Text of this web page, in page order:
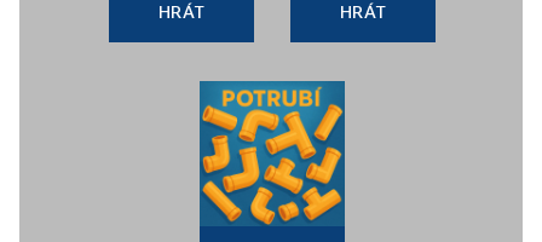
HRÁT HRÁT